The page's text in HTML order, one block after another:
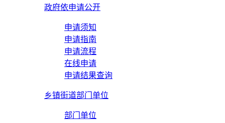
政府依申请公开
申请须知
申请指南
申请流程
在线申请
申请结果查询
乡镇街道部门单位
部门单位